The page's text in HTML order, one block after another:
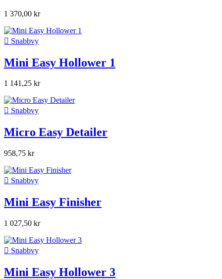
1 370,00 kr
 Snabbvy
Mini Easy Hollower 1
1 141,25 kr
 Snabbvy
Micro Easy Detailer
958,75 kr
 Snabbvy
Mini Easy Finisher
1 027,50 kr
 Snabbvy
Mini Easy Hollower 3